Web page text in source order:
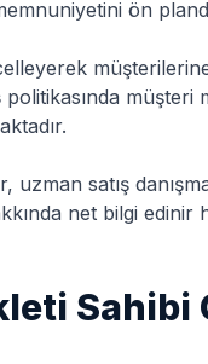
ön
politikasında müşteri
satış
net bilgi edinir
Sahibi